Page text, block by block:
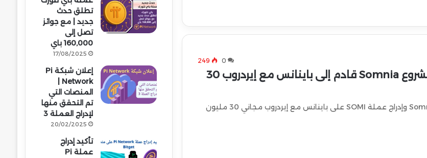
0
249
عملة SOMI | مشروع Somnia قادم إلى باينانس مع إيردروب 30
تعرف على مشروع Somnia وإدراج عملة SOMI على باينانس مع إيردروب مجاني 30 مليون
تطلق حدث
جديد | مع جوائز
تصل إلى
160,000 باي
17/08/2025
إعلان شبكة Pi
المنصات التي
تم التحقق منها
لإدراج العملة 3
20/02/2025
تأكيد إدراج
عملة Pi